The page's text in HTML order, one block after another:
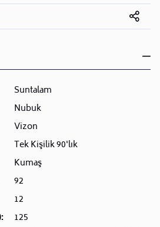
Suntalam
Nubuk
Vizon
Tek Kişilik 90'lık
Kumaş
92
12
125